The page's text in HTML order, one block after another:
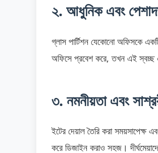
২. আধুনিক এবং
গ্লাস পার্টিশন যেকোনো অফিসকে
অফিসে প্রবেশ করে, তখন এই স্বচ্ছ
৩. নমনীয়তা এবং
ইটের দেয়াল তৈরি করা সময়সাপেক্ষ
করে ডিজাইন করাও সহজ।